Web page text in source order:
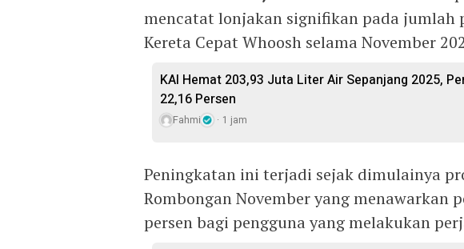
mencatat lonjakan signifikan pada jumlah
Kereta Cepat Whoosh selama November
KAI Hemat 203,93 Juta Liter Air Sepanjang 2025,
22,16 Persen
Fahmi 1 jam
Peningkatan ini terjadi sejak dimulainya
Rombongan November yang menawarkan
persen bagi pengguna yang melakukan